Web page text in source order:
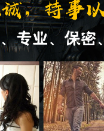
调查公司
取证公司
寻人公司